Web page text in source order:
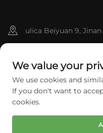
ulica Beiyuan 9,
[email protected]
Copyright © 2026 Tianhui
We value your
We use cookies and
If you don't want to
cookies.